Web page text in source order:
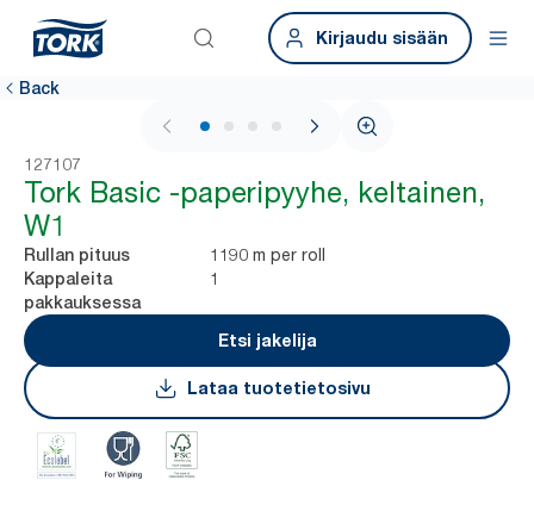
Kirjaudu sisään
Back
1 / 4
127107
Tork Basic -paperipyyhe, keltainen,
W1
Rullan pituus 1190 m per roll
Kappaleita
pakkauksessa
1
Etsi jakelija
Lataa tuotetietosivu